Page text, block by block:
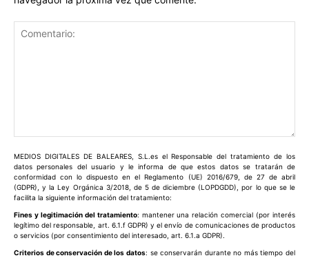
MEDIOS DIGITALES DE BALEARES, S.L.es el Responsable del tratamiento de los
datos personales del usuario y le informa de que estos datos se tratarán de
conformidad con lo dispuesto en el Reglamento (UE) 2016/679, de 27 de abril
(GDPR), y la Ley Orgánica 3/2018, de 5 de diciembre (LOPDGDD), por lo que se le
facilita la siguiente información del tratamiento:
Fines y legitimación del tratamiento: mantener una relación comercial (por interés
legítimo del responsable, art. 6.1.f GDPR) y el envío de comunicaciones de productos
o servicios (por consentimiento del interesado, art. 6.1.a GDPR).
Criterios de conservación de los datos: se conservarán durante no más tiempo del